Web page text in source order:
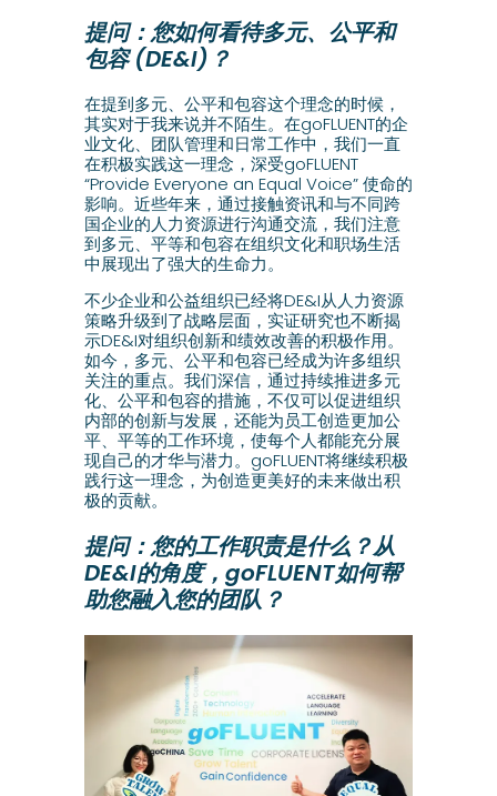
提问：您如何看待多元、公平和
包容 (DE&I)？
在提到多元、公平和包容这个理念的时候，
其实对于我来说并不陌生。在goFLUENT的企
业文化、团队管理和日常工作中，我们一直
在积极实践这一理念，深受goFLUENT
“Provide Everyone an Equal Voice” 使命的
影响。近些年来，通过接触资讯和与不同跨
国企业的人力资源进行沟通交流，我们注意
到多元、平等和包容在组织文化和职场生活
中展现出了强大的生命力。
不少企业和公益组织已经将DE&I从人力资源
策略升级到了战略层面，实证研究也不断揭
示DE&I对组织创新和绩效改善的积极作用。
如今，多元、公平和包容已经成为许多组织
关注的重点。我们深信，通过持续推进多元
化、公平和包容的措施，不仅可以促进组织
内部的创新与发展，还能为员工创造更加公
平、平等的工作环境，使每个人都能充分展
现自己的才华与潜力。goFLUENT将继续积极
践行这一理念，为创造更美好的未来做出积
极的贡献。
提问：您的工作职责是什么？从
DE&I的角度，goFLUENT如何帮
助您融入您的团队？